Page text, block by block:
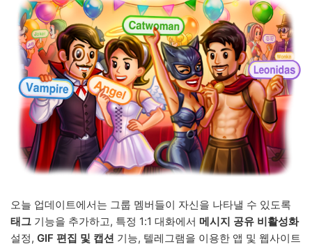
오늘 업데이트에서는 그룹 멤버들이 자신을 나타낼 수 있도록
태그 기능을 추가하고, 특정 1:1 대화에서 메시지 공유 비활성화
설정, GIF 편집 및 캡션 기능, 텔레그램을 이용한 앱 및 웹사이트